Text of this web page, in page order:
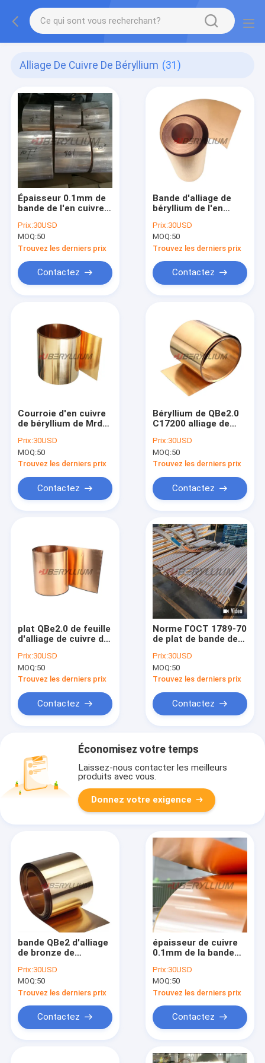
Alliage De Cuivre De Béryllium (31)
Épaisseur 0.1mm de
bande de l'en cuivre
0.15mm 0.2mm pour
l'industrie électrique
Prix:30USD
MOQ:50
Trouvez les derniers prix
Contactez
Bande d'alliage de
béryllium de l'en
recuisant Qbe2
0.2mmx250mm pour
le ressort
Prix:30USD
MOQ:50
Trouvez les derniers prix
Contactez
Courroie d'en cuivre
de béryllium de Mrd
Qbe1.9 dans la
bobine
0.3mmx200mm pour
Prix:30USD
MOQ:50
Trouvez les derniers prix
Contactez
Béryllium de QBe2.0
C17200 alliage de
0.05mm à 0.8mm
pour l'élément
élastique
Prix:30USD
MOQ:50
Trouvez les derniers prix
Contactez
plat QBe2.0 de feuille
d'alliage de cuivre de
0.1mmx250mm avec
l'état dur
Prix:30USD
MOQ:50
Trouvez les derniers prix
Contactez
Norme ГОСТ 1789-70
de plat de bande de
d'alliage de cuivre du
béryllium Qbe2.0
Prix:30USD
MOQ:50
Trouvez les derniers prix
Contactez
Économisez votre temps
Laissez-nous contacter les meilleurs
produits avec vous.
Donnez votre exigence
bande QBe2 d'alliage
de bronze de
de 0.05mm pour des
connecteurs de
ressort
Prix:30USD
MOQ:50
Trouvez les derniers prix
Contactez
épaisseur de cuivre
0.1mm de la bande
béryllium de la
densité 8.25gcm3
0.2mm 0.4mm 0.8mm
Prix:30USD
MOQ:50
Trouvez les derniers prix
Contactez